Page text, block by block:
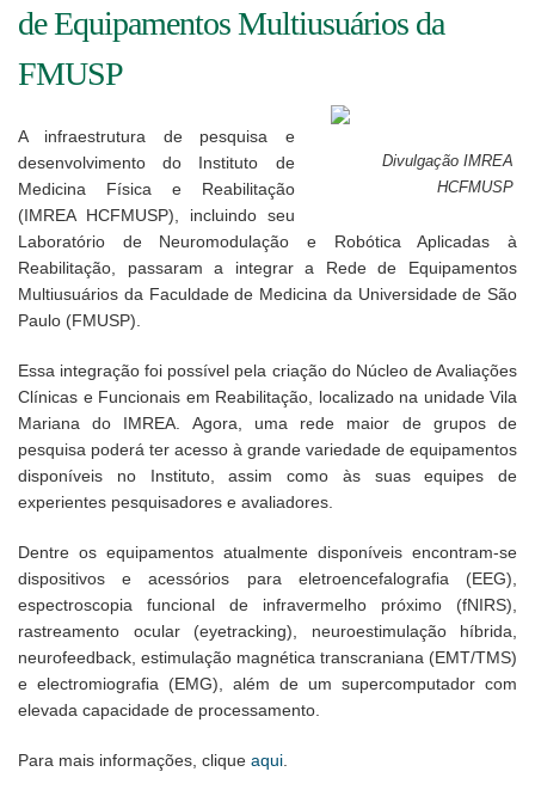
de Equipamentos Multiusuários da
FMUSP
Divulgação IMREA
HCFMUSP
A infraestrutura de pesquisa e
desenvolvimento do Instituto de
Medicina Física e Reabilitação
(IMREA HCFMUSP), incluindo seu
Laboratório de Neuromodulação e Robótica Aplicadas à
Reabilitação, passaram a integrar a Rede de Equipamentos
Multiusuários da Faculdade de Medicina da Universidade de São
Paulo (FMUSP).
Essa integração foi possível pela criação do Núcleo de Avaliações
Clínicas e Funcionais em Reabilitação, localizado na unidade Vila
Mariana do IMREA. Agora, uma rede maior de grupos de
pesquisa poderá ter acesso à grande variedade de equipamentos
disponíveis no Instituto, assim como às suas equipes de
experientes pesquisadores e avaliadores.
Dentre os equipamentos atualmente disponíveis encontram-se
dispositivos e acessórios para eletroencefalografia (EEG),
espectroscopia funcional de infravermelho próximo (fNIRS),
rastreamento ocular (eyetracking), neuroestimulação híbrida,
neurofeedback, estimulação magnética transcraniana (EMT/TMS)
e electromiografia (EMG), além de um supercomputador com
elevada capacidade de processamento.
Para mais informações, clique aqui